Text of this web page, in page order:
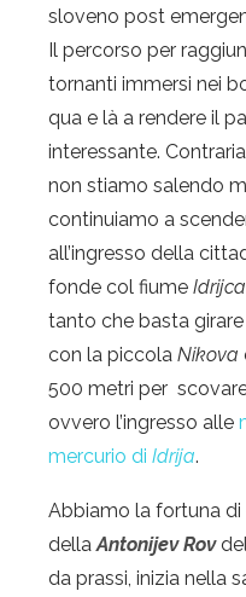
sloveno post
Il percorso per
tornanti immersi nei
qua e là a rendere il
interessante.
non stiamo salendo
continuiamo a
all’ingresso della
fonde col fiume Idrijca
tanto che basta
con la piccola Nikova
500 metri per
ovvero l’ingresso alle
mercurio di Idrija.
Abbiamo la fortuna di
della Antonijev Rov
da prassi, inizia nella